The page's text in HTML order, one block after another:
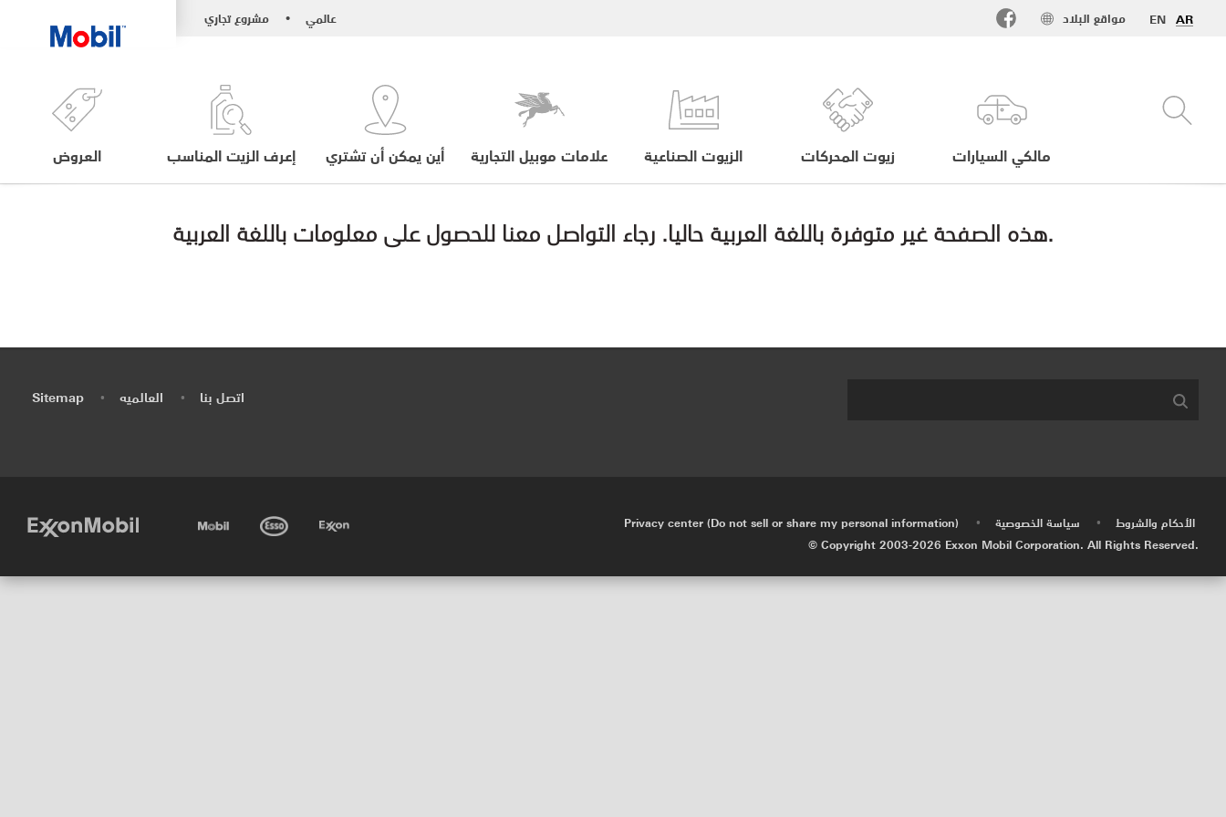
مشروع تجاري • عالمي EN AR مواقع البلاد
العروض إعرف الزيت المناسب أين يمكن أن تشتري علامات موبيل التجارية الزيوت الصناعية زيوت المحركات مالكي السيارات
هذه الصفحة غير متوفرة باللغة العربية حاليا. رجاء التواصل معنا للحصول على معلومات باللغة العربية.
Sitemap • العالميه • اتصل بنا
Privacy center (Do not sell or share my personal information) • سياسة الخصوصية •
الأحكام والشروط
© Copyright 2003-2026 Exxon Mobil Corporation. All Rights Reserved.